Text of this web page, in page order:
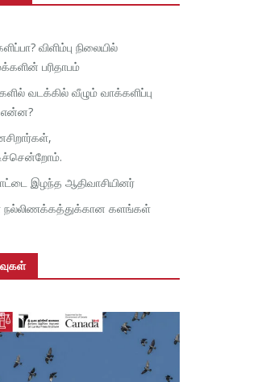
விளிம்பு நிலையில்
பரிதாபம்
வடக்கில் வீழும் வாக்களிப்பு
இழந்த ஆதிவாசியினர்
நல்லிணக்கத்துக்கான களங்கள்